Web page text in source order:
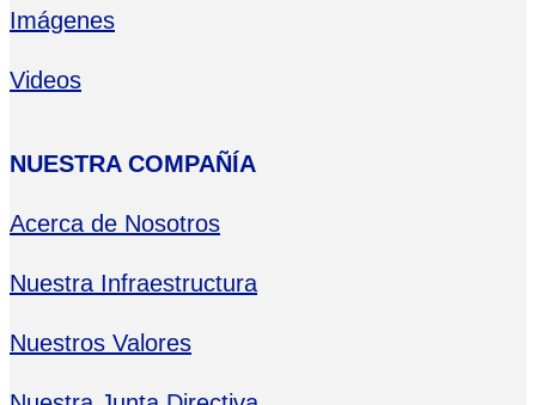
Imágenes
Videos
NUESTRA COMPAÑÍA
Acerca de Nosotros
Nuestra Infraestructura
Nuestros Valores